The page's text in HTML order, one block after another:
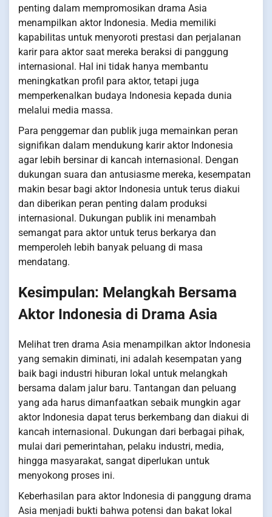
penting dalam mempromosikan drama Asia
menampilkan aktor Indonesia. Media memiliki
kapabilitas untuk menyoroti prestasi dan perjalanan
karir para aktor saat mereka beraksi di panggung
internasional. Hal ini tidak hanya membantu
meningkatkan profil para aktor, tetapi juga
memperkenalkan budaya Indonesia kepada dunia
melalui media massa.
Para penggemar dan publik juga memainkan peran
signifikan dalam mendukung karir aktor Indonesia
agar lebih bersinar di kancah internasional. Dengan
dukungan suara dan antusiasme mereka, kesempatan
makin besar bagi aktor Indonesia untuk terus diakui
dan diberikan peran penting dalam produksi
internasional. Dukungan publik ini menambah
semangat para aktor untuk terus berkarya dan
memperoleh lebih banyak peluang di masa
mendatang.
Kesimpulan: Melangkah Bersama
Aktor Indonesia di Drama Asia
Melihat tren drama Asia menampilkan aktor Indonesia
yang semakin diminati, ini adalah kesempatan yang
baik bagi industri hiburan lokal untuk melangkah
bersama dalam jalur baru. Tantangan dan peluang
yang ada harus dimanfaatkan sebaik mungkin agar
aktor Indonesia dapat terus berkembang dan diakui di
kancah internasional. Dukungan dari berbagai pihak,
mulai dari pemerintahan, pelaku industri, media,
hingga masyarakat, sangat diperlukan untuk
menyokong proses ini.
Keberhasilan para aktor Indonesia di panggung drama
Asia menjadi bukti bahwa potensi dan bakat lokal